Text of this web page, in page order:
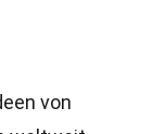
von